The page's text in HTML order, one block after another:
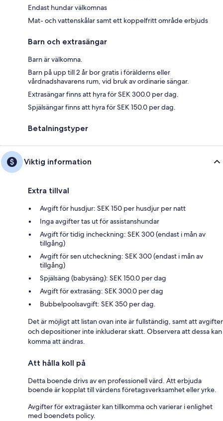
Endast hundar välkomnas
Mat- och vattenskålar samt ett koppelfritt område erbjuds
Barn och extrasängar
Barn är välkomna.
Barn på upp till 2 år bor gratis i förälderns eller
vårdnadshavarens rum, vid bruk av ordinarie sängar.
Extrasängar finns att hyra för SEK 300.0 per dag.
Spjälsängar finns att hyra för SEK 150.0 per dag.
Betalningstyper
Viktig information
Extra tillval
Avgift för husdjur: SEK 150 per husdjur per natt
Inga avgifter tas ut för assistanshundar
Avgift för tidig incheckning: SEK 300 (endast i mån av
tillgång)
Avgift för sen utcheckning: SEK 300 (endast i mån av
tillgång)
Spjälsäng (babysäng): SEK 150.0 per dag
Avgift för extrasäng: SEK 300.0 per dag
Bubbelpoolsavgift: SEK 350 per dag.
Det är möjligt att listan ovan inte är fullständig, samt att avgifter
och depositioner inte inkluderar skatt. Observera att dessa kan
komma att ändras.
Att hålla koll på
Detta boende drivs av en professionell värd. Att erbjuda
boende är kopplat till värdens företagsverksamhet eller yrke.
Avgifter för extragäster kan tillkomma och varierar i enlighet
med boendets policy.